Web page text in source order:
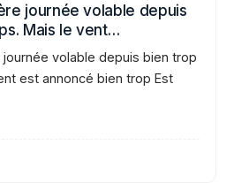
journée volable depuis
Mais le vent…
volable depuis bien trop
est annoncé bien trop Est